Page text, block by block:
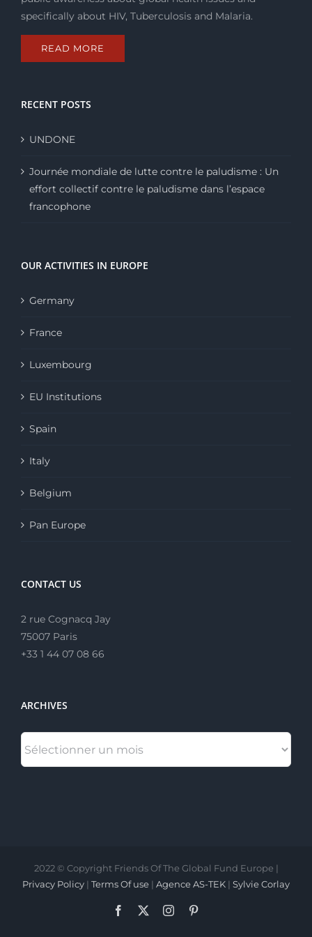
specifically about HIV, Tuberculosis and Malaria.
READ MORE
RECENT POSTS
UNDONE
Journée mondiale de lutte contre le paludisme : Un
effort collectif contre le paludisme dans l’espace
francophone
OUR ACTIVITIES IN EUROPE
Germany
France
Luxembourg
EU Institutions
Spain
Italy
Belgium
Pan Europe
CONTACT US
2 rue Cognacq Jay
75007 Paris
+33 1 44 07 08 66
ARCHIVES
ARCHIVES
2022 © Copyright Friends Of The Global Fund Europe |
Privacy Policy | Terms Of use | Agence AS-TEK | Sylvie Corlay
Facebook Instagram